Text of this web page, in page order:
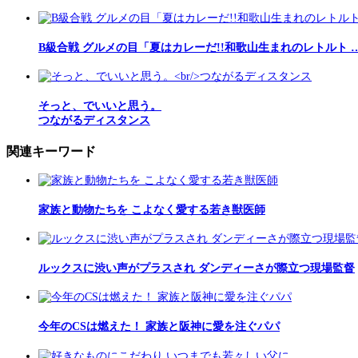
B級合戦 グルメの目「夏はカレーだ!!和歌山生まれのレトルト
そっと、でいいと思う。
つながるディスタンス
関連キーワード
家族と動物たちを こよなく愛する若き獣医師
ルックスに渋い声がプラスされ ダンディーさが際立つ現場監督
今年のCSは燃えた！ 家族と阪神に愛を注ぐパパ